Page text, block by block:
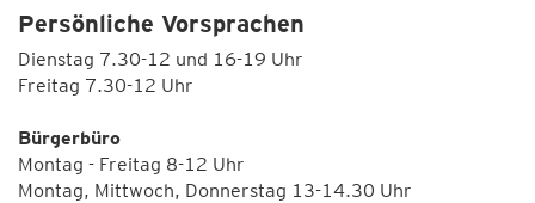
Persönliche Vorsprachen
Dienstag 7.30-12 und 16-19 Uhr
Freitag 7.30-12 Uhr
Bürgerbüro
Montag - Freitag 8-12 Uhr
Montag, Mittwoch, Donnerstag 13-14.30 Uhr